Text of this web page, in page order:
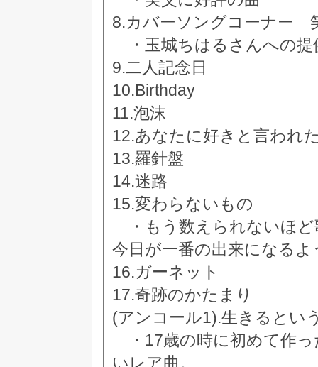
8.カバーソングコーナー
・玉城ちはるさんへの提
9.二人記念日
10.Birthday
11.泡沫
12.あなたに好きと言われ
13.羅針盤
14.迷路
15.変わらないもの
・もう数えられないほど
今日が一番の出来になる
16.ガーネット
17.奇跡のかたまり
(アンコール1).生きるとい
・17歳の時に初めて作
いレア曲。